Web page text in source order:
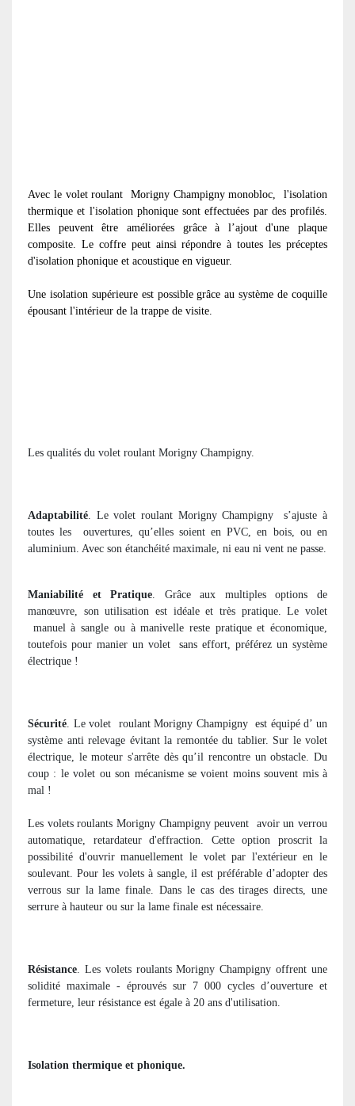
Avec le volet roulant
Morigny Champigny monobloc, l'isolation
thermique et l'isolation phonique sont effectuées par des profilés.
Elles peuvent être améliorées grâce à l’ajout d'une plaque
composite. Le coffre peut ainsi répondre à toutes les préceptes
d'isolation phonique et acoustique en vigueur.
Une isolation supérieure est possible grâce au système de coquille
épousant l'intérieur de la trappe de visite.
Les qualités du volet roulant Morigny Champigny.
Adaptabilité . Le volet roulant Morigny Champigny
s’ajuste à
toutes les
ouvertures, qu’elles soient en PVC, en bois, ou en
aluminium. Avec son étanchéité maximale, ni eau ni vent ne passe.
Maniabilité et Pratique . Grâce aux multiples options de
manœuvre, son utilisation est idéale et très pratique. Le volet
manuel à sangle ou à manivelle reste pratique et économique,
toutefois pour manier un volet
sans effort, préférez un système
électrique !
Sécurité . Le volet roulant Morigny Champigny
est équipé d’ un
système anti relevage évitant la remontée du tablier. Sur le volet
électrique, le moteur s'arrête dès qu’il rencontre un obstacle. Du
coup : le volet ou son mécanisme se voient moins souvent mis à
mal !
Les volets roulants Morigny Champigny peuvent
avoir un verrou
automatique, retardateur d'effraction. Cette option proscrit la
possibilité d'ouvrir manuellement le volet par l'extérieur en le
soulevant. Pour les volets à sangle, il est préférable d’adopter des
verrous sur la lame finale. Dans le cas des tirages directs, une
serrure à hauteur ou sur la lame finale est nécessaire.
Résistance . Les volets roulants Morigny Champigny offrent une
solidité maximale - éprouvés sur 7 000 cycles d’ouverture et
fermeture, leur résistance est égale à 20 ans d'utilisation.
Isolation thermique et phonique.